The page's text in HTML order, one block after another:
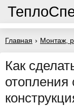
Главная › Монтаж,
Как